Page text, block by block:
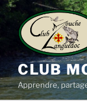
Aller
contenu
principal
CLUB
Apprendre,